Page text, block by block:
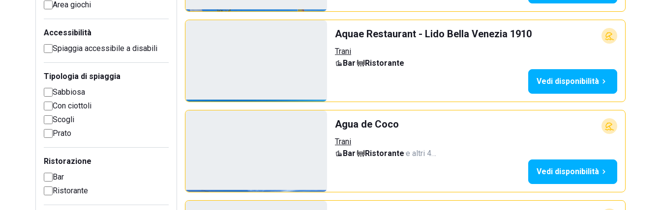
Area giochi
Accessibilità
Spiaggia accessibile a disabili
Tipologia di spiaggia
Sabbiosa
Con ciottoli
Scogli
Prato
Ristorazione
Bar
Ristorante
Aquae Restaurant - Lido Bella Venezia 1910
Trani
Bar·
Ristorante
Vedi disponibilità
Agua de Coco
Trani
Bar· Ristorante·e altri 4…
Vedi disponibilità